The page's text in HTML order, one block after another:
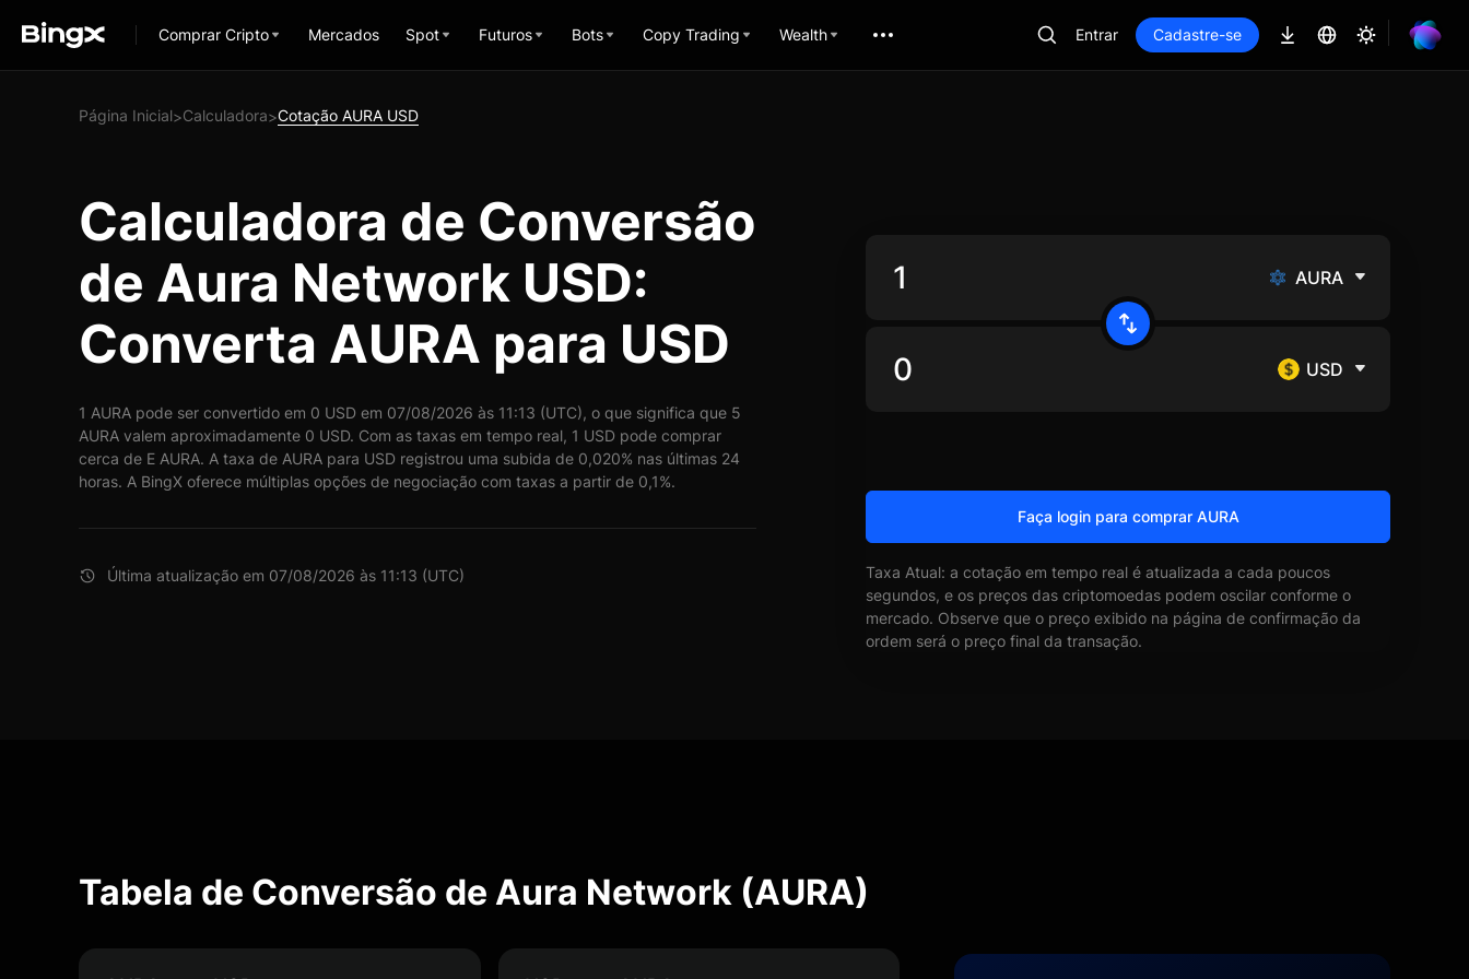
Comprar Cripto Mercados Spot Futuros Bots Copy Trading Wealth Entrar Cadastre-se
Página Inicial>Calculadora>Cotação AURA USD
Calculadora de Conversão
de Aura Network USD:
Converta AURA para USD
1 AURA pode ser convertido em 0 USD em 07/08/2026 às 11:13 (UTC), o que significa que 5
AURA valem aproximadamente 0 USD. Com as taxas em tempo real, 1 USD pode comprar
cerca de E AURA. A taxa de AURA para USD registrou uma subida de 0,020% nas últimas 24
horas. A BingX oferece múltiplas opções de negociação com taxas a partir de 0,1%.
Última atualização em 07/08/2026 às 11:13 (UTC)
AURA
USD
Faça login para comprar AURA
Taxa Atual: a cotação em tempo real é atualizada a cada poucos
segundos, e os preços das criptomoedas podem oscilar conforme o
mercado. Observe que o preço exibido na página de confirmação da
ordem será o preço final da transação.
Tabela de Conversão de Aura Network (AURA)